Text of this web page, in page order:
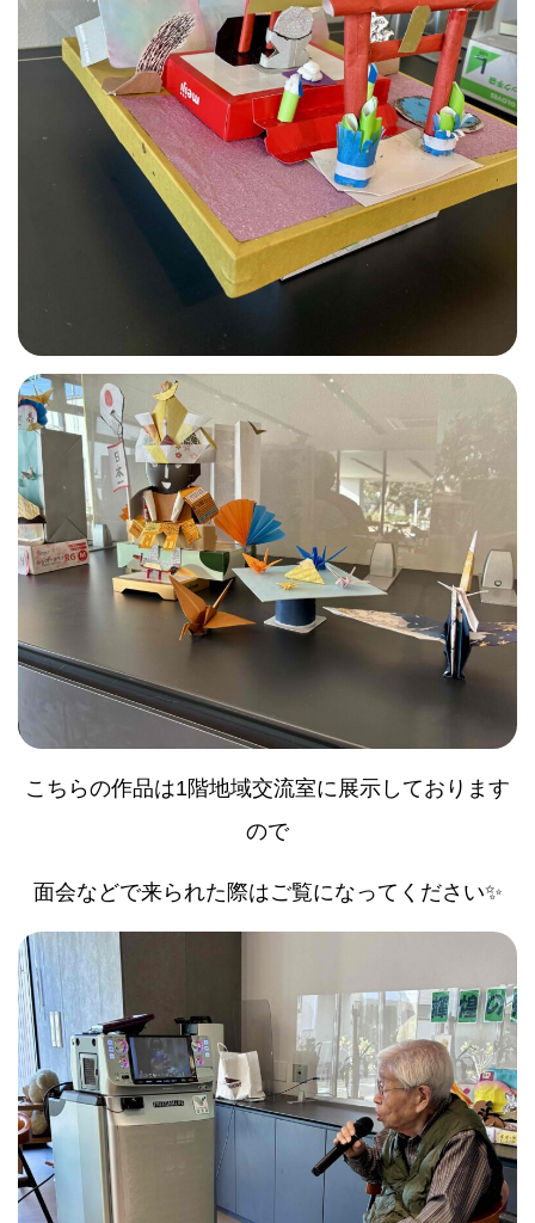
こちらの作品は1階地域交流室に展示しております
ので
面会などで来られた際はご覧になってください✨